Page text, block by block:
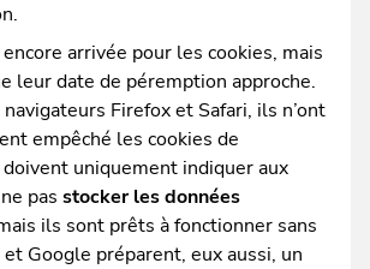
encore arrivée pour les cookies, mais
leur date de péremption approche.
Firefox et Safari, ils n’ont
empêché les cookies de
uniquement indiquer aux
pas stocker les données
ils sont prêts à fonctionner sans
et Google préparent, eux aussi, un